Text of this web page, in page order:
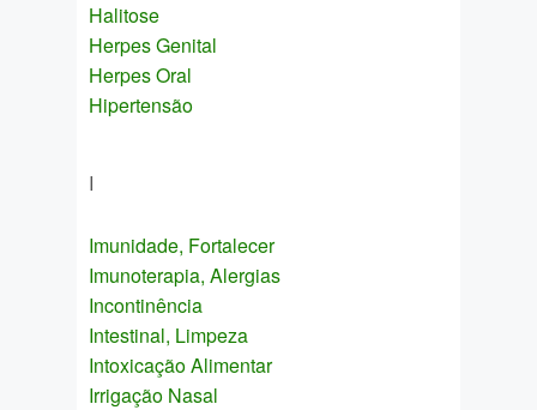
Halitose
Herpes Genital
Herpes Oral
Hipertensão
I
Imunidade, Fortalecer
Imunoterapia, Alergias
Incontinência
Intestinal, Limpeza
Intoxicação Alimentar
Irrigação Nasal